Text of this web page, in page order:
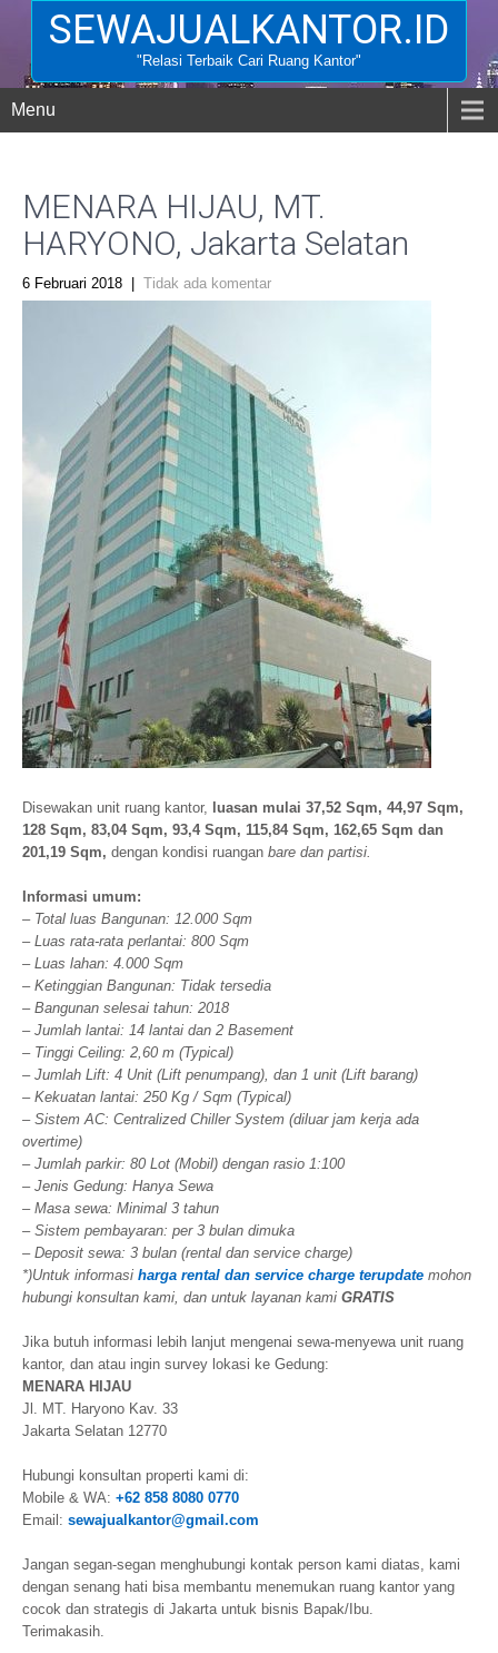
SEWAJUALKANTOR.ID
"Relasi Terbaik Cari Ruang Kantor"
Menu
MENARA HIJAU, MT.
HARYONO, Jakarta Selatan
6 Februari 2018 Tidak ada komentar
Disewakan unit ruang kantor, luasan mulai 37,52 Sqm, 44,97 Sqm,
128 Sqm, 83,04 Sqm, 93,4 Sqm, 115,84 Sqm, 162,65 Sqm dan
201,19 Sqm, dengan kondisi ruangan bare dan partisi.
Informasi umum:
– Total luas Bangunan: 12.000 Sqm
– Luas rata-rata perlantai: 800 Sqm
– Luas lahan: 4.000 Sqm
– Ketinggian Bangunan: Tidak tersedia
– Bangunan selesai tahun: 2018
– Jumlah lantai: 14 lantai dan 2 Basement
– Tinggi Ceiling: 2,60 m (Typical)
– Jumlah Lift: 4 Unit (Lift penumpang), dan 1 unit (Lift barang)
– Kekuatan lantai: 250 Kg / Sqm (Typical)
– Sistem AC: Centralized Chiller System (diluar jam kerja ada
overtime)
– Jumlah parkir: 80 Lot (Mobil) dengan rasio 1:100
– Jenis Gedung: Hanya Sewa
– Masa sewa: Minimal 3 tahun
– Sistem pembayaran: per 3 bulan dimuka
– Deposit sewa: 3 bulan (rental dan service charge)
*)Untuk informasi harga rental dan service charge terupdate mohon
hubungi konsultan kami, dan untuk layanan kami GRATIS
Jika butuh informasi lebih lanjut mengenai sewa-menyewa unit ruang
kantor, dan atau ingin survey lokasi ke Gedung:
MENARA HIJAU
Jl. MT. Haryono Kav. 33
Jakarta Selatan 12770
Hubungi konsultan properti kami di:
Mobile & WA: +62 858 8080 0770
Email: sewajualkantor@gmail.com
Jangan segan-segan menghubungi kontak person kami diatas, kami
dengan senang hati bisa membantu menemukan ruang kantor yang
cocok dan strategis di Jakarta untuk bisnis Bapak/Ibu.
Terimakasih.